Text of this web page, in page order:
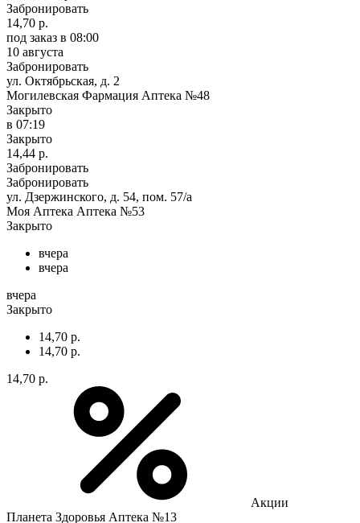
Забронировать
14,70 р.
под заказ в 08:00
10 августа
Забронировать
ул. Октябрьская, д. 2
Могилевская Фармация Аптека №48
Закрыто
в 07:19
Закрыто
14,44 р.
Забронировать
Забронировать
ул. Дзержинского, д. 54, пом. 57/а
Моя Аптека Аптека №53
Закрыто
вчера
вчера
вчера
Закрыто
14,70 р.
14,70 р.
14,70 р.
Акции
Планета Здоровья Аптека №13